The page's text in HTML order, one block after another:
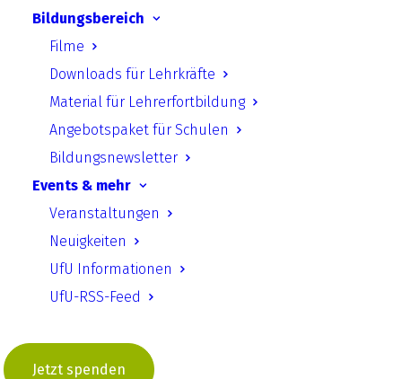
Bildungsbereich
Filme
Downloads für Lehrkräfte
Material für Lehrerfortbildung
Angebotspaket für Schulen
Bildungsnewsletter
Events & mehr
Veranstaltungen
Neuigkeiten
UfU Informationen
UfU-RSS-Feed
Jetzt spenden
Zurück
UfU.de | Unabhängiges Institut für Umweltfragen
Standort Berlin ­ Greifswalder Straße 4, 10405 Berlin Telefon:
+49 30 428 499 30
+49 345 202 65 30